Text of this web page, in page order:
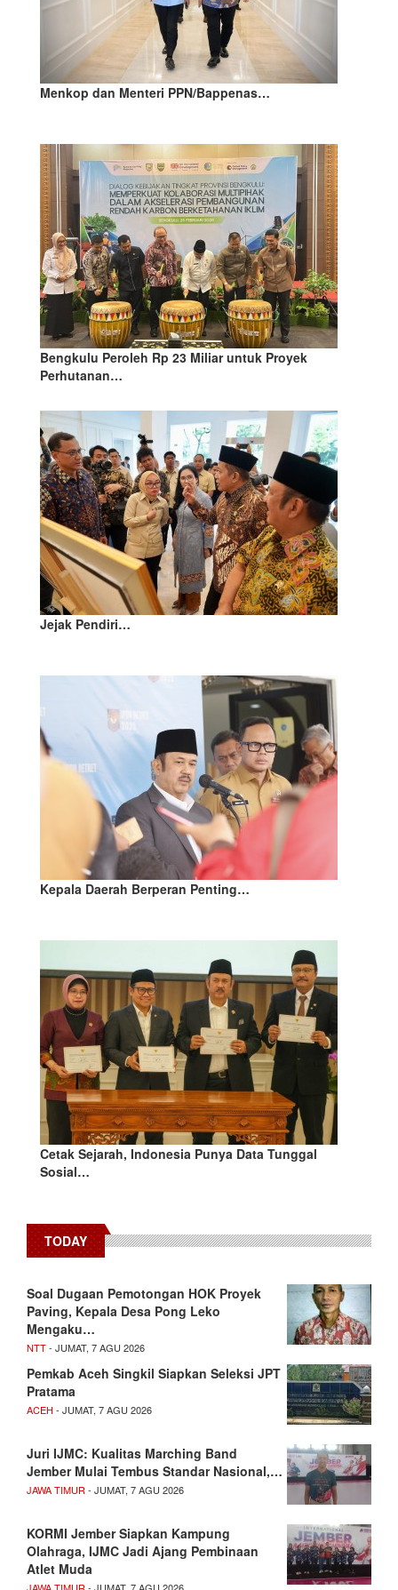
Menkop dan Menteri PPN/Bappenas…
Bengkulu Peroleh Rp 23 Miliar untuk Proyek
Perhutanan…
Jejak Pendiri…
Kepala Daerah Berperan Penting…
Cetak Sejarah, Indonesia Punya Data Tunggal
Sosial…
TODAY
​Soal Dugaan Pemotongan HOK Proyek
Paving, Kepala Desa Pong Leko
Mengaku…
NTT- JUMAT, 7 AGU 2026
Pemkab Aceh Singkil Siapkan Seleksi JPT
Pratama
ACEH - JUMAT, 7 AGU 2026
Juri IJMC: Kualitas Marching Band
Jember Mulai Tembus Standar Nasional,…
JAWA TIMUR- JUMAT, 7 AGU 2026
KORMI Jember Siapkan Kampung
Olahraga, IJMC Jadi Ajang Pembinaan
Atlet Muda